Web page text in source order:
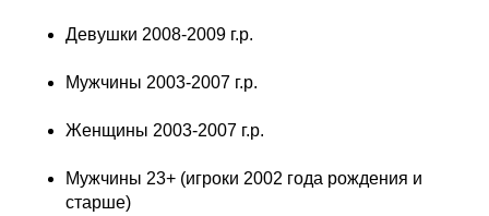
Девушки 2008-2009 г.р.
Мужчины 2003-2007 г.р.
Женщины 2003-2007 г.р.
Мужчины 23+ (игроки 2002 года рождения и
старше)